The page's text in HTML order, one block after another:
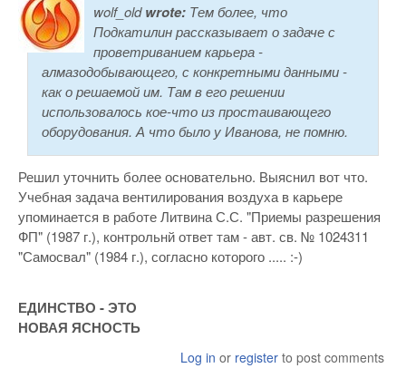
wolf_oldwrote: Тем более, что
Подкатилин рассказывает о задаче с
проветриванием карьера -
алмазодобывающего, с конкретными данными -
как о решаемой им. Там в его решении
использовалось кое-что из простаивающего
оборудования. А что было у Иванова, не помню.
Решил уточнить более основательно. Выяснил вот что.
Учебная задача вентилирования воздуха в карьере
упоминается в работе Литвина С.С. "Приемы разрешения
ФП" (1987 г.), контрольнй ответ там - авт. св. № 1024311
"Самосвал" (1984 г.), согласно которого ..... :-)
ЕДИНСТВО - ЭТО
НОВАЯ ЯСНОСТЬ
Log in or register to post comments